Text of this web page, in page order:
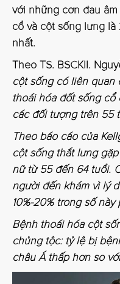
với những cơn đau
cổ và cột sống lưng
nhất.
Theo TS. BSCKII.
cột sống có liên quan
thoái hóa đốt sống cổ
các đối tượng trên 55
Theo báo cáo của
cột sống thắt lưng
nữ từ 55 đến 64 tuổi.
người đến khám vì lý
10%-20% trong số
Bệnh thoái hóa cột
chủng tộc: tỷ lệ bị
châu Á thấp hơn so